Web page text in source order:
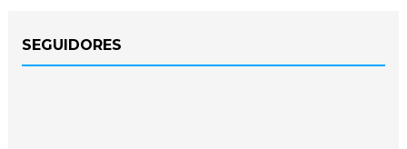
SEGUIDORES